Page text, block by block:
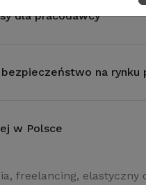
dla pracodawcy
na rynku
w Polsce
freelancing,